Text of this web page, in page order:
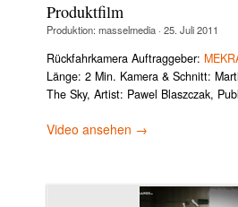
Produktfilm
Produktion: masselmedia· 25. Juli 2011
Rückfahrkamera Auftraggeber:
Länge: 2 Min. Kamera & Schnitt:
The Sky, Artist: Pawel Blaszczak,
Video ansehen →